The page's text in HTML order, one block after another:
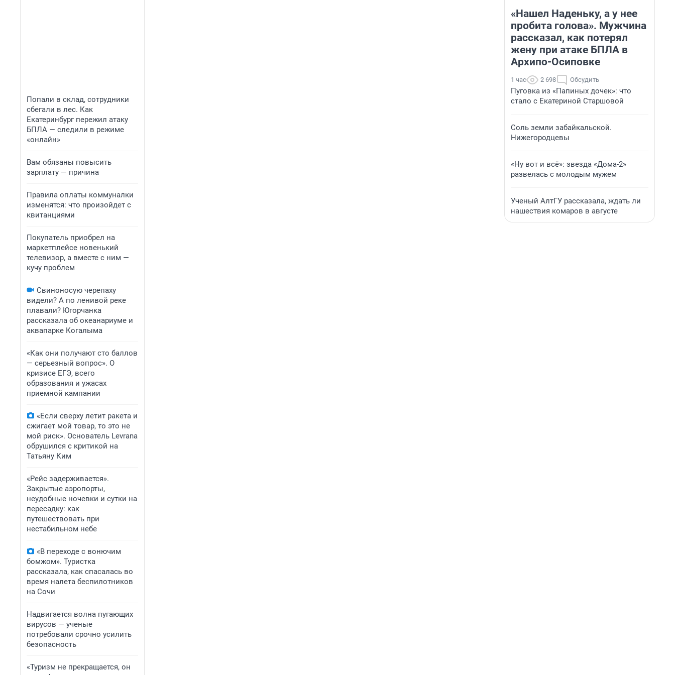
Попали в склад, сотрудники
сбегали в лес. Как
Екатеринбург пережил атаку
БПЛА — следили в режиме
«онлайн»
Вам обязаны повысить
зарплату — причина
Правила оплаты коммуналки
изменятся: что произойдет с
квитанциями
Покупатель приобрел на
маркетплейсе новенький
телевизор, а вместе с ним —
кучу проблем
Свиноносую черепаху
видели? А по ленивой реке
плавали? Югорчанка
рассказала об океанариуме и
аквапарке Когалыма
«Как они получают сто баллов
— серьезный вопрос». О
кризисе ЕГЭ, всего
образования и ужасах
приемной кампании
«Если сверху летит ракета и
сжигает мой товар, то это не
мой риск». Основатель Levrana
обрушился с критикой на
Татьяну Ким
«Рейс задерживается».
Закрытые аэропорты,
неудобные ночевки и сутки на
пересадку: как
путешествовать при
нестабильном небе
«В переходе с вонючим
бомжом». Туристка
рассказала, как спасалась во
время налета беспилотников
на Сочи
Надвигается волна пугающих
вирусов — ученые
потребовали срочно усилить
безопасность
«Туризм не прекращается, он
«Нашел Наденьку, а у нее
пробита голова». Мужчина
рассказал, как потерял
жену при атаке БПЛА в
Архипо-Осиповке
1 час 2 698 Обсудить
Пуговка из «Папиных дочек»: что
стало с Екатериной Старшовой
Соль земли забайкальской.
Нижегородцевы
«Ну вот и всё»: звезда «Дома-2»
развелась с молодым мужем
Ученый АлтГУ рассказала, ждать ли
нашествия комаров в августе